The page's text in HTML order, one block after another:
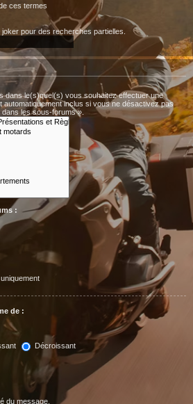
ces termes
pour des recherches partielles.
dans le(s)quel(s) vous souhaitez effectuer une
inclus si vous ne désactivez pas
les sous-forums ».
:
de :
Décroissant
du message.